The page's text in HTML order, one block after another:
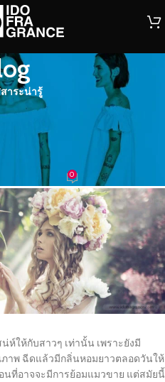
สาระน่ารู้
น่ารู้
สรรพพางค์กาย
ำหอม
On 30/05/2019 0
ห์ให้กับสาวๆ เท่านั้น เพราะยังมี
าพ ฉีดแล้วมีกลิ่นหอมยาวตลอดวันให้
นที่อาจจะมีการย้อมแมวขาย แต่สมัยนี้